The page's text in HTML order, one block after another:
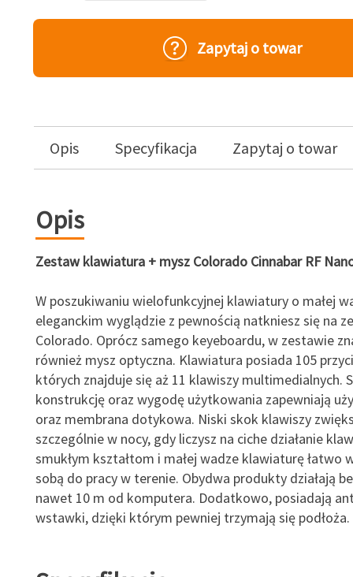
Zapytaj o towar
Opis Specyfikacja Zapytaj o towar
Opis
Zestaw klawiatura + mysz Colorado Cinnabar RF
W poszukiwaniu wielofunkcyjnej klawiatury o małej
eleganckim wyglądzie z pewnością natkniesz się na
Colorado. Oprócz samego keyeboardu, w zestawie
również mysz optyczna. Klawiatura posiada 105
których znajduje się aż 11 klawiszy multimedialnych.
konstrukcję oraz wygodę użytkowania zapewniają
oraz membrana dotykowa. Niski skok klawiszy
szczególnie w nocy, gdy liczysz na ciche działanie
smukłym kształtom i małej wadze klawiaturę łatwo
sobą do pracy w terenie. Obydwa produkty działają
nawet 10 m od komputera. Dodatkowo, posiadają
wstawki, dzięki którym pewniej trzymają się podłoża.